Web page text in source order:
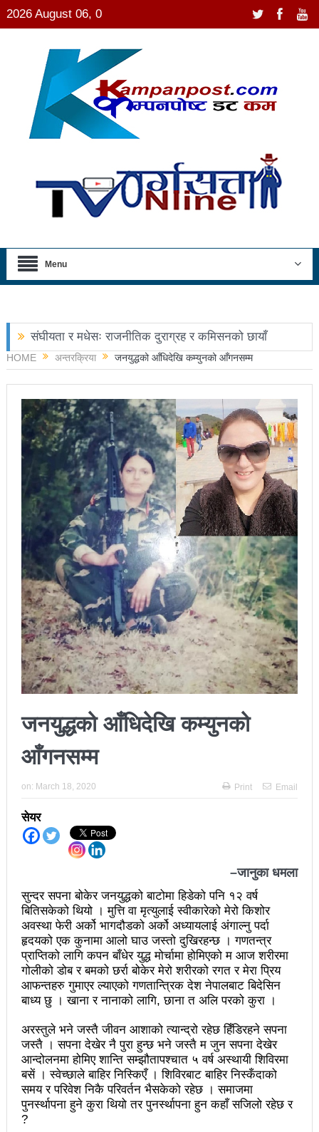
2026 August 06, 0
Menu
संघीयता र मधेसः राजनीतिक दुराग्रह र कमिसनको छायाँ
छोराले फलामको पाइपले हान्दा बाबुको मृत्यु
काङ्ग्रेस नेता मिश्रको आरोप : बालेन सरकारले सिमा क्षेत्रका
जनतालाई अनावश्यक दु:ख दियो
पूर्वप्रधानमन्त्री ओलीलाई पितृशोक
नवनिर्वाचित राष्ट्रिय सभा सदस्यहरुले शपथ लिए
चार स्थानमा रास्वपा विजयीः काँग्रेस र नेकपाले खाता खोले
रञ्जु दर्शना विजयीः अधिकांश स्थानमा रास्वपा अगाडि
प्रतिनिधिसभा सदस्य निर्वाचनः ६० प्रतिशत मत खस्यो,
काठमाडौँसहित केही स्थानमा रातीदेखि नै गणना सुरु हुने
निर्वाचनले सङ्घीय लोकतान्त्रिक गणतन्त्रात्मक प्रणालीलाई
अझ सुदृढ बनाएको छः प्रचण्ड
छिटफुटबाहेक शान्तिपूर्ण रुपमा मतदान सम्पन्न
आज प्रतिनिधिसभा सदस्य निर्वाचनः देशैभर मतदान जारी
बैतडीमा जन्तिबस दुर्घटनाः १३ जनाको मृत्यु
कविता – अपजश
हितेन्द्रदेव शाक्यलाई पद छाड्नुपर्ने नैतिक दबाबः समय बुझेर
बाटो खुलाउन मन्त्री घिसिङको म्यासेज
सहनशीलताको ब्रेक
राममाया च्यामिनीसँग दशरथ चन्दको अनुरोध – प्रेमविनोद नन्दन
चलचित्र विकास बोर्डका नवनियुक्त सदस्य गणेश सुवेदीलाई
आइएनएनएफद्वारा सम्मान
महानगर यातायातले थप्यो १२ वटा विद्युतीय बस
गणेश पण्डितको कवितासङ्ग्रह कालापानी लोकार्पण
फोहोरमैला व्यवस्थापन संघ नेपालको अध्यक्षमा नुवाकोटका घिमिरे
निर्वाचित
HOME अन्तरक्रिया जनयुद्धको आँधिदेखि कम्युनको आँगनसम्म
जनयुद्धको आँधिदेखि कम्युनको
आँगनसम्म
on: March 18, 2020 Print Email
सेयर
–जानुका धमला
सुन्दर सपना बोकेर जनयुद्धको बाटोमा हिडेको पनि १२ वर्ष
बितिसकेको थियो । मुत्ति वा मृत्युलाई स्वीकारेको मेरो किशोर
अवस्था फेरी अर्को भागदौडको अर्को अध्यायलाई अंगाल्नु पर्दा
हृदयको एक कुनामा आलो घाउ जस्तो दुखिरहन्छ । गणतन्त्र
प्राप्तिको लागि कपन बाँधेर युद्ध मोर्चामा होमिएको म आज शरीरमा
गोलीको डोब र बमको छर्रा बोकेर मेरो शरीरको रगत र मेरा प्रिय
आफन्तहरु गुमाएर ल्याएको गणतान्त्रिक देश नेपालबाट बिदेसिन
बाध्य छु । खाना र नानाको लागि, छाना त अलि परको कुरा ।
अरस्तुले भने जस्तै जीवन आशाको त्यान्द्रो रहेछ हिँडिरहने सपना
जस्तै । सपना देखेर नै पुरा हुन्छ भने जस्तै म जुन सपना देखेर
आन्दोलनमा होमिए शान्ति सम्झौतापश्चात ५ वर्ष अस्थायी शिविरमा
बसें । स्वेच्छाले बाहिर निस्किएँ । शिविरबाट बाहिर निस्कँदाको
समय र परिवेश निकै परिवर्तन भैसकेको रहेछ । समाजमा
पुनर्स्थापना हुने कुरा थियो तर पुनर्स्थापना हुन कहाँ सजिलो रहेछ र
?